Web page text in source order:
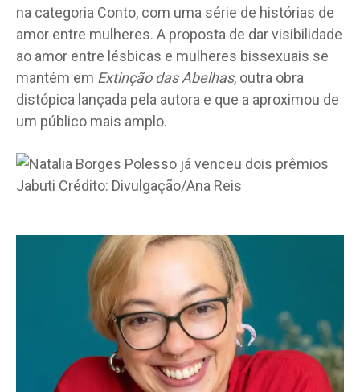
na categoria Conto, com uma série de histórias de
amor entre mulheres. A proposta de dar visibilidade
ao amor entre lésbicas e mulheres bissexuais se
mantém em Extinção das Abelhas, outra obra
distópica lançada pela autora e que a aproximou de
um público mais amplo.